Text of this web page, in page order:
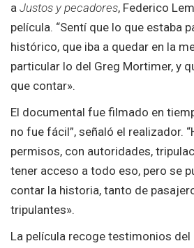
a Justos y pecadores, Federico
película. “Sentí que lo que estaba
histórico, que iba a quedar en la
particular lo del Greg Mortimer, y
que contar».
El documental fue filmado en
no fue fácil”, señaló el realizador.
permisos, con autoridades,
tener acceso a todo eso, pero se
contar la historia, tanto de
tripulantes».
La película recoge testimonios del